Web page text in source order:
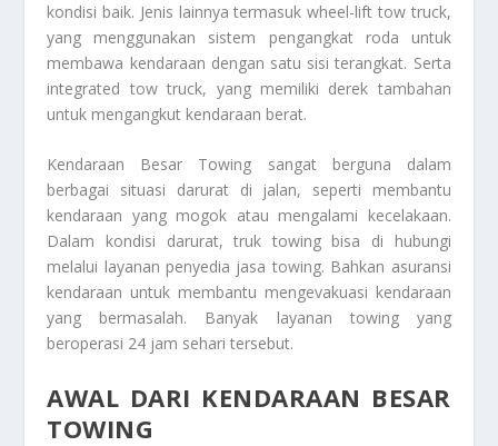
kondisi baik. Jenis lainnya termasuk wheel-lift tow truck,
yang menggunakan sistem pengangkat roda untuk
membawa kendaraan dengan satu sisi terangkat. Serta
integrated tow truck, yang memiliki derek tambahan
untuk mengangkut kendaraan berat.
Kendaraan Besar Towing sangat berguna dalam
berbagai situasi darurat di jalan, seperti membantu
kendaraan yang mogok atau mengalami kecelakaan.
Dalam kondisi darurat, truk towing bisa di hubungi
melalui layanan penyedia jasa towing. Bahkan asuransi
kendaraan untuk membantu mengevakuasi kendaraan
yang bermasalah. Banyak layanan towing yang
beroperasi 24 jam sehari tersebut.
AWAL DARI KENDARAAN BESAR
TOWING